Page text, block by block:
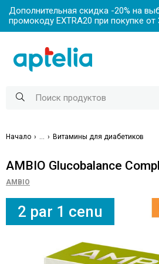
Дополнительная скидка -20% на
промокоду EXTRA20 при покупке от
Начало Витамины для диабетиков
AMBIO Glucobalance
AMBIO
2 par 1 cenu